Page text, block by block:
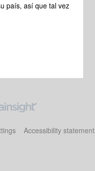
país, así que tal vez
Accessibility statement